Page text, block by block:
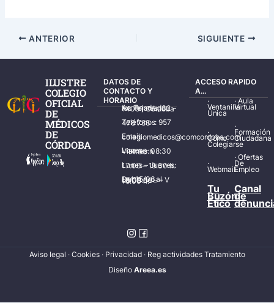
ANTERIOR SIGUIENTE
ILUSTRE
COLEGIO
OFICIAL
DE
MÉDICOS
DE
CÓRDOBA
DATOS DE
CONTACTO Y
HORARIO
Av. Ronda de los Tejares, 32 – 14001 Córdoba
Teléfonos: 957 478 785
Email: colegiomedicos@comcordoba.com
Lunes – Viernes: 08:30 – 14:30 h.
Lunes – Jueves: 17:00 – 19:30 h.
Del 15/06 al 15/09 de L – V de 08:00 – 15:00 h.
ACCESO RAPIDO
A...
·
Ventanilla
Única
·
Cómo
Colegiarse
·
Webmail
·Aula
Virtual
·
Formación
Ciudadana
·Ofertas
De
Empleo
Tu
Buzón
Ético
Canal
de
Aviso legal · Cookies· Privacidad · Reg actividades Tratamiento
Diseño Areea.es